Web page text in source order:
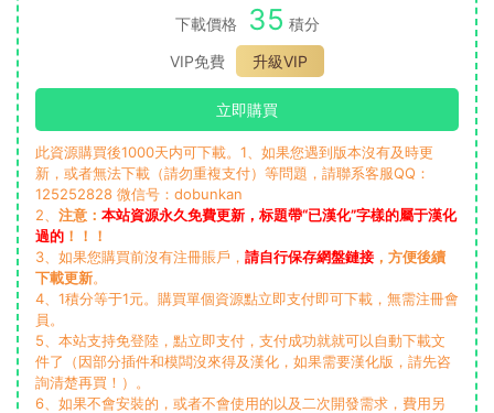
下載價格 35 積分
VIP免費
升級VIP
立即購買
此資源購買後1000天内可下載。1、如果您遇到版本沒有及時更
新，或者無法下載（請勿重複支付）等問題，請聯系客服QQ：
125252828 微信号：dobunkan
2、 注意： 本站資源永久免費更新，标題帶“已漢化”字樣的屬于漢化
過的 ！！！
3、如果您購買前沒有注冊賬戶， 請自行保存網盤鏈接 ，方便後續
下載更新。
4、1積分等于1元。購買單個資源點立即支付即可下載，無需注冊會
員。
5、本站支持免登陸，點立即支付，支付成功就就可以自動下載文
件了（因部分插件和模闆沒來得及漢化，如果需要漢化版，請先咨
詢清楚再買！）。
6、如果不會安裝的，或者不會使用的以及二次開發需求，費用另